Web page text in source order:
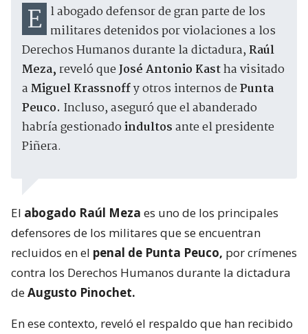
El abogado defensor de gran parte de los militares detenidos por violaciones a los
Derechos Humanos durante la dictadura,Raúl
Meza,reveló queJosé Antonio Kastha visitado
aMiguel Krassnoffy otros internos dePunta
Peuco. Incluso, aseguró que el abanderado
habría gestionadoindultosante el presidente
Piñera.
El abogado Raúl Meza es uno de los principales
defensores de los militares que se encuentran
recluidos en el penal de Punta Peuco, por crímenes
contra los Derechos Humanos durante la dictadura
deAugusto Pinochet.
En ese contexto, reveló el respaldo que han recibido